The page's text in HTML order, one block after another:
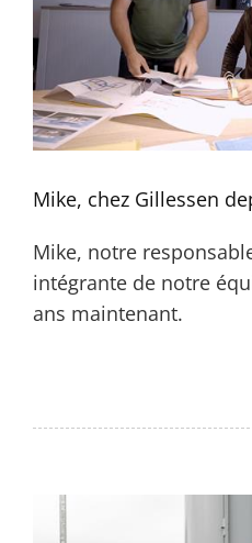
Mike, chez Gillessen
Mike, notre
intégrante de notre
ans maintenant.